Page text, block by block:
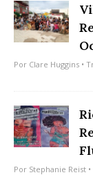
Por Clare Huggins •
Por Stephanie Reist